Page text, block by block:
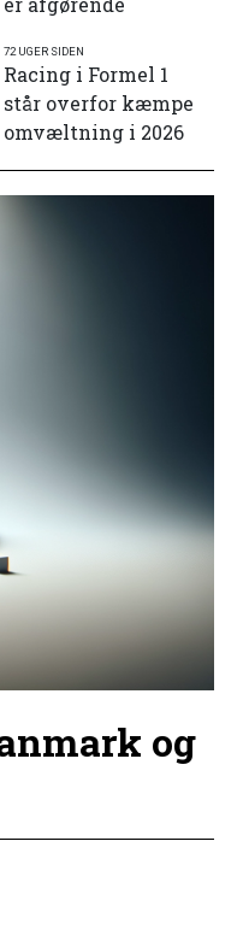
72 UGER SIDEN
Racing i Formel 1
står overfor kæmpe
omvæltning i 2026
og